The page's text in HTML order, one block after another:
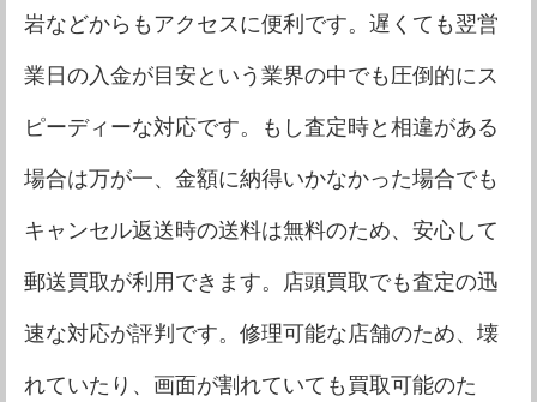
岩などからもアクセスに便利です。遅くても翌営
業日の入金が目安という業界の中でも圧倒的にス
ピーディーな対応です。もし査定時と相違がある
場合は万が一、金額に納得いかなかった場合でも
キャンセル返送時の送料は無料のため、安心して
郵送買取が利用できます。店頭買取でも査定の迅
速な対応が評判です。修理可能な店舗のため、壊
れていたり、画面が割れていても買取可能のた